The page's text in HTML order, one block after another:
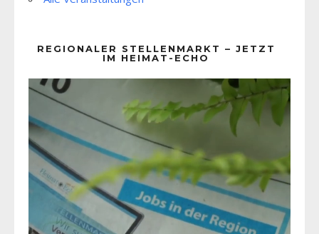
REGIONALER STELLENMARKT – JETZT
IM HEIMAT-ECHO
Player